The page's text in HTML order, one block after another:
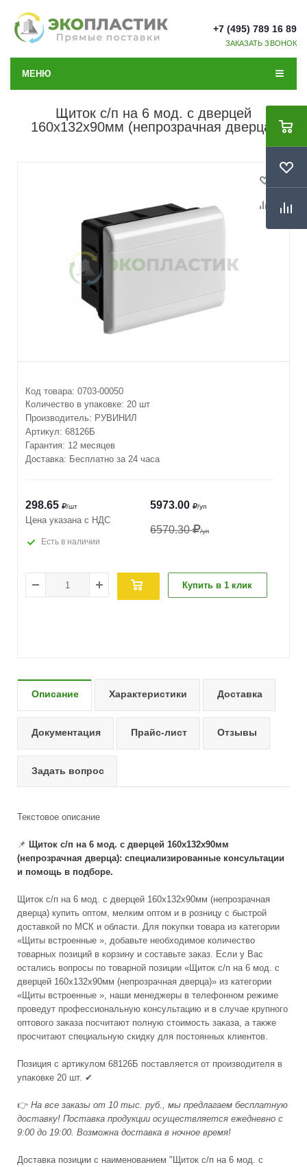
+7 (495) 789 16 89
ЗАКАЗАТЬ ЗВОНОК
МЕНЮ
Щиток с/п на 6 мод. с дверцей
160х132х90мм (непрозрачная дверца)
Код товара: 0703-00050
Количество в упаковке: 20 шт
Производитель: РУВИНИЛ
Артикул: 68126Б
Гарантия: 12 месяцев
Доставка: Бесплатно за 24 часа
5973.00 /уп
6570.30 /уп
298.65 /шт
Цена указана с НДС
Есть в наличии
Купить в 1 клик
Описание Характеристики Доставка
Документация Прайс-лист Отзывы
Задать вопрос
Текстовое описание
📌 Щиток с/п на 6 мод. с дверцей 160х132х90мм
(непрозрачная дверца): специализированные консультации
и помощь в подборе.
Щиток с/п на 6 мод. с дверцей 160х132х90мм (непрозрачная
дверца) купить оптом, мелким оптом и в розницу с быстрой
доставкой по МСК и области. Для покупки товара из категории
«Щиты встроенные », добавьте необходимое количество
товарных позиций в корзину и составьте заказ. Если у Вас
остались вопросы по товарной позиции «Щиток с/п на 6 мод. с
дверцей 160х132х90мм (непрозрачная дверца)» из категории
«Щиты встроенные », наши менеджеры в телефонном режиме
проведут профессиональную консультацию и в случае крупного
оптового заказа посчитают полную стоимость заказа, а также
просчитают специальную скидку для постоянных клиентов.
Позиция с артикулом 68126Б поставляется от производителя в
упаковке 20 шт. ✔
👉 На все заказы от 10 тыс. руб., мы предлагаем бесплатную
доставку! Поставка продукции осуществляется ежедневно с
9:00 до 19:00. Возможна доставка в ночное время!
Доставка позиции с наименованием "Щиток с/п на 6 мод. с